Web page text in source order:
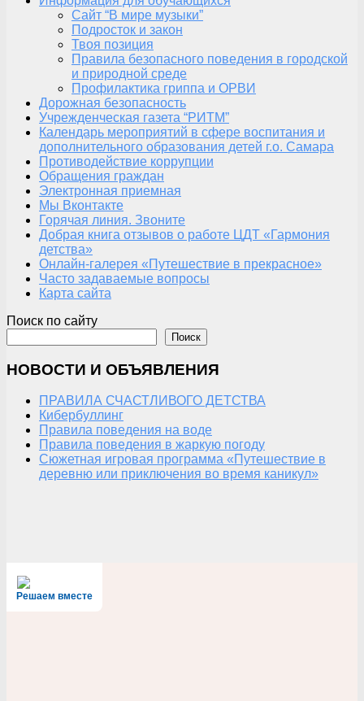
Сайт “В мире музыки”
Подросток и закон
Твоя позиция
Правила безопасного поведения в городской
и природной среде
Профилактика гриппа и ОРВИ
Дорожная безопасность
Учрежденческая газета “РИТМ”
Календарь мероприятий в сфере воспитания и
дополнительного образования детей г.о. Самара
Противодействие коррупции
Обращения граждан
Электронная приемная
Мы Вконтакте
Горячая линия. Звоните
Добрая книга отзывов о работе ЦДТ «Гармония
детства»
Онлайн-галерея «Путешествие в прекрасное»
Часто задаваемые вопросы
Карта сайта
Поиск по сайту
Поиск
НОВОСТИ И ОБЪЯВЛЕНИЯ
ПРАВИЛА СЧАСТЛИВОГО ДЕТСТВА
Кибербуллинг
Правила поведения на воде
Правила поведения в жаркую погоду
Сюжетная игровая программа «Путешествие в
деревню или приключения во время каникул»
Решаем вместе